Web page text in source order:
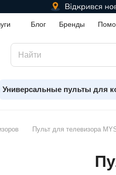
Блог Бренды
Универсальные пульты для
Пульт для телевизора